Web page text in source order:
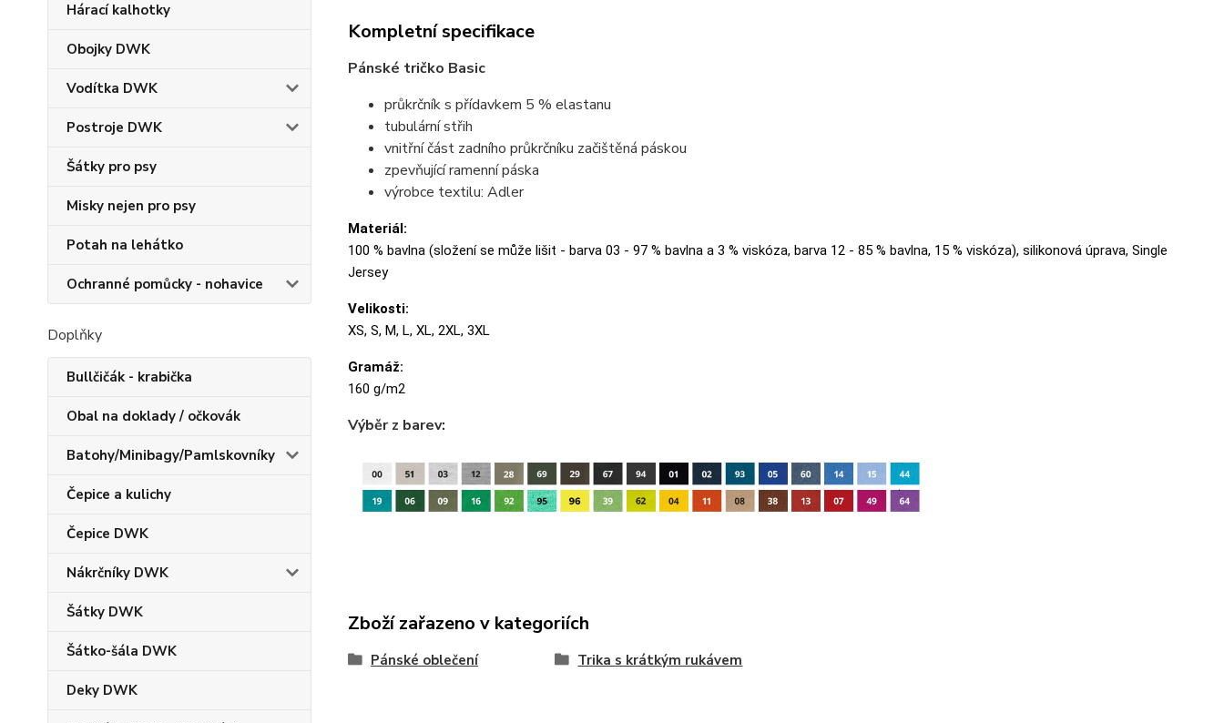
Hárací kalhotky
Obojky DWK
Vodítka DWK
Postroje DWK
Šátky pro psy
Misky nejen pro psy
Potah na lehátko
Ochranné pomůcky - nohavice
Doplňky
Bullčičák - krabička
Obal na doklady / očkovák
Batohy/Minibagy/Pamlskovníky
Čepice a kulichy
Čepice DWK
Nákrčníky DWK
Šátky DWK
Šátko-šála DWK
Deky DWK
Kompletní specifikace
Pánské tričko Basic
průkrčník s přídavkem 5 % elastanu
tubulární střih
vnitřní část zadního průkrčníku začištěná páskou
zpevňující ramenní páska
výrobce textilu: Adler
Materiál:
100 % bavlna (složení se může lišit - barva 03 - 97 % bavlna a 3 % viskóza, barva 12 - 85 % bavlna, 15 % viskóza), silikonová úprava, Single
Jersey
Velikosti:
XS, S, M, L, XL, 2XL, 3XL
Gramáž:
160 g/m2
Výběr z barev:
Zboží zařazeno v kategoriích
Pánské oblečení Trika s krátkým rukávem